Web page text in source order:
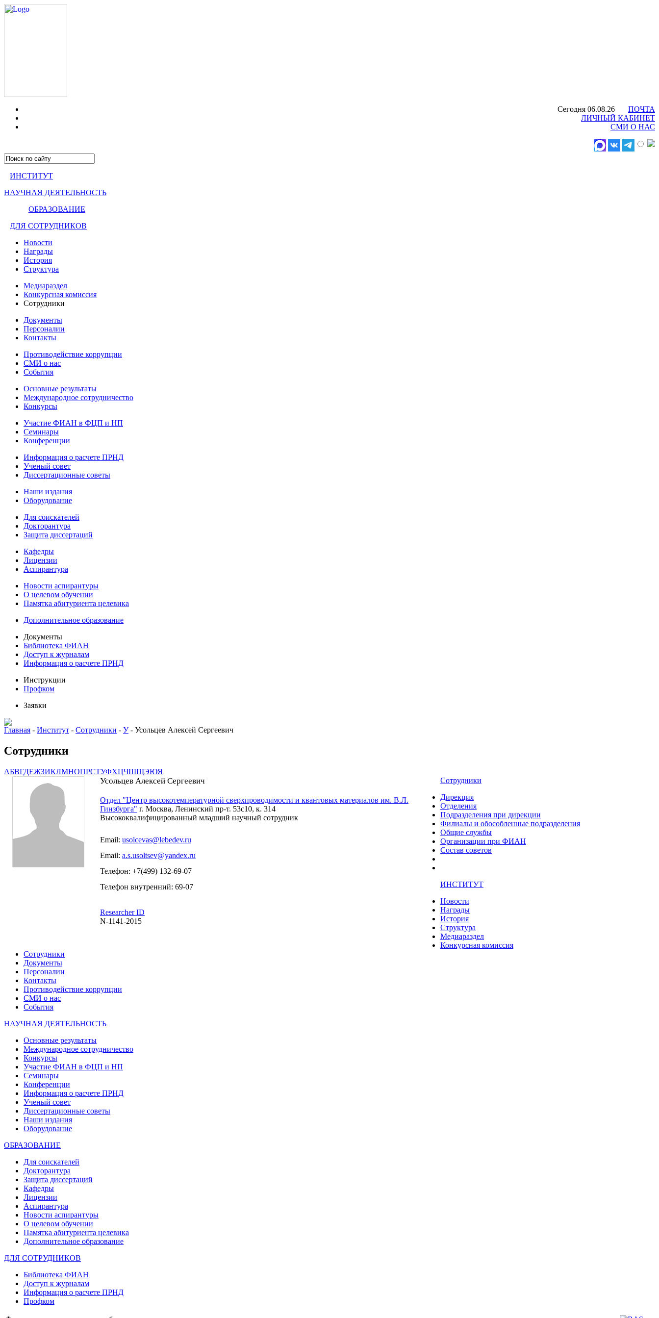
Сегодня 06.08.26
ПОЧТА
ЛИЧНЫЙ КАБИНЕТ
СМИ О НАС
ИНСТИТУТ
НАУЧНАЯ ДЕЯТЕЛЬНОСТЬ
ОБРАЗОВАНИЕ
ДЛЯ СОТРУДНИКОВ
Новости
Награды
История
Структура
Медиараздел
Конкурсная комиссия
Сотрудники
Документы
Персоналии
Контакты
Противодействие коррупции
СМИ о нас
События
Основные результаты
Международное сотрудничество
Конкурсы
Участие ФИАН в ФЦП и НП
Семинары
Конференции
Информация о расчете ПРНД
Ученый совет
Диссертационные советы
Наши издания
Оборудование
Для соискателей
Докторантура
Защита диссертаций
Кафедры
Лицензии
Аспирантура
Новости аспирантуры
О целевом обучении
Памятка абитуриента целевика
Дополнительное образование
Документы
Библиотека ФИАН
Доступ к журналам
Информация о расчете ПРНД
Инструкции
Профком
Заявки
Главная - Институт - Сотрудники - У- Усольцев Алексей Сергеевич
Сотрудники
АБВГДЕЖЗИКЛМНОПРСТУФХЦЧШЩЭЮЯ
Усольцев Алексей Сергеевич
Отдел "Центр высокотемпературной сверхпроводимости и квантовых материалов им. В.Л.
Гинзбурга" г. Москва, Ленинский пр-т. 53с10, к. 314
Высококвалифицированный младший научный сотрудник
Email: usolcevas@lebedev.ru
Email: a.s.usoltsev@yandex.ru
Телефон: +7(499) 132-69-07
Телефон внутренний: 69-07
Researcher ID
N-1141-2015
Сотрудники
Дирекция
Отделения
Подразделения при дирекции
Филиалы и обособленные подразделения
Общие службы
Организации при ФИАН
Состав советов
ИНСТИТУТ
Новости
Награды
История
Структура
Медиараздел
Конкурсная комиссия
Сотрудники
Документы
Персоналии
Контакты
Противодействие коррупции
СМИ о нас
События
НАУЧНАЯ ДЕЯТЕЛЬНОСТЬ
Основные результаты
Международное сотрудничество
Конкурсы
Участие ФИАН в ФЦП и НП
Семинары
Конференции
Информация о расчете ПРНД
Ученый совет
Диссертационные советы
Наши издания
Оборудование
ОБРАЗОВАНИЕ
Для соискателей
Докторантура
Защита диссертаций
Кафедры
Лицензии
Аспирантура
Новости аспирантуры
О целевом обучении
Памятка абитуриента целевика
Дополнительное образование
ДЛЯ СОТРУДНИКОВ
Библиотека ФИАН
Доступ к журналам
Информация о расчете ПРНД
Профком